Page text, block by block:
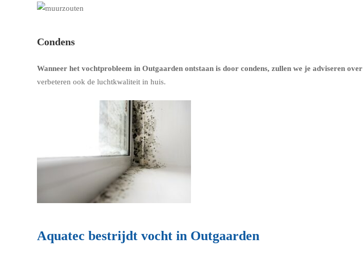
Condens
Wanneer het vochtprobleem in Outgaarden ontstaan is door condens, zullen we je adviseren over
verbeteren ook de luchtkwaliteit in huis.
Aquatec bestrijdt vocht in Outgaarden